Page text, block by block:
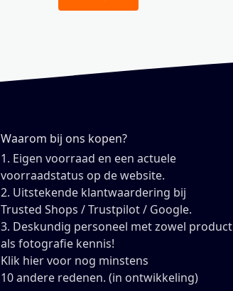
Waarom bij ons kopen?
1. Eigen voorraad en een actuele
voorraadstatus op de website.
2. Uitstekende klantwaardering bij
Trusted Shops / Trustpilot / Google.
3. Deskundig personeel met zowel product
als fotografie kennis!
Klik hier voor nog minstens
10 andere redenen. (in ontwikkeling)